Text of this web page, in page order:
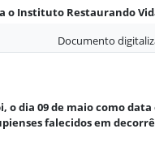
o Instituto Restaurando
Documento
o dia 09 de maio como data
falecidos em